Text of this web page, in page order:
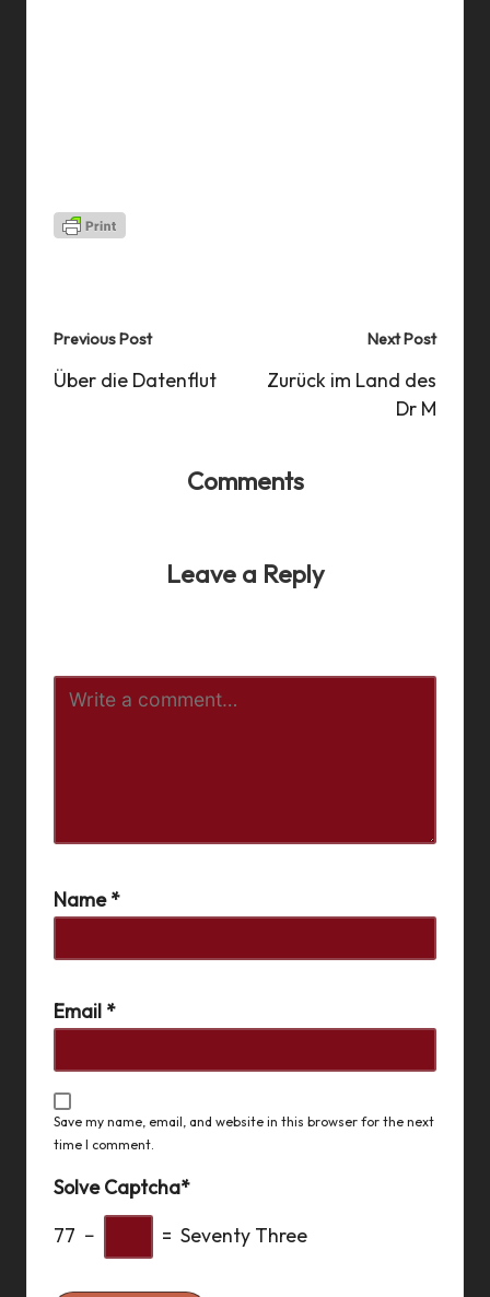
Post
navigation
Previous Post
Über die Datenflut
Next Post
Zurück im Land des
Dr M
Comments
Leave a Reply
Name*
Email *
Save my name, email, and website in this browser for the next
time I comment.
Solve Captcha*
77 −
= Seventy Three